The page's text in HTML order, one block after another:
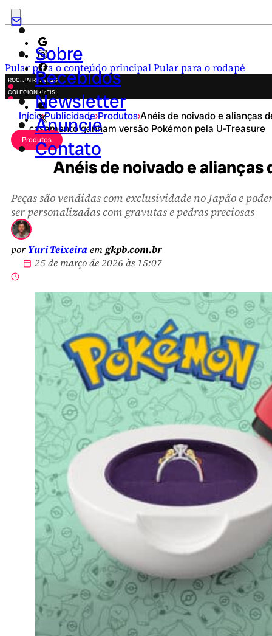
Pular para o conteúdo principalPular para o rodapé
Sobre
Recebidos
Newsletter
Anuncie
Contato
ROCK IN RIO 2026
COLECIONÁVEIS
FESTA JUNINA
NOVIDADES
CAMPANHAS CRIATIVAS
Início›Publicidade›Produtos›Anéis de noivado e alianças
casamento ganham versão Pokémon pela U-Treasure
Produtos
Anéis de noivado e
Peças são vendidas com exclusividade no Japão e
ser personalizadas com gravutas e pedras preciosas
por Yuri Teixeiraemgkpb.com.br
25 de março de 2026 às 15:07